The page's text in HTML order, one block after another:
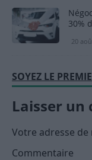
30%
20
SOYEZ LE
Laisser
Votre adresse de
Commentaire